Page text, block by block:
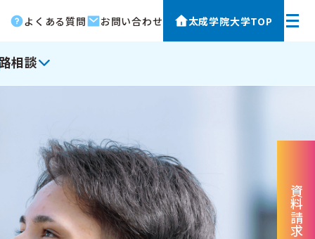
よくある質問 お問い合わせ 太成学院大学TOP
相談
資料請求